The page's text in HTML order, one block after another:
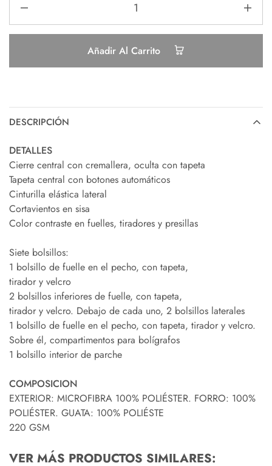
Añadir Al Carrito
DESCRIPCIÓN
DETALLES
Cierre central con cremallera, oculta con tapeta
Tapeta central con botones automáticos
Cinturilla elástica lateral
Cortavientos en sisa
Color contraste en fuelles, tiradores y presillas
Siete bolsillos:
1 bolsillo de fuelle en el pecho, con tapeta,
tirador y velcro
2 bolsillos inferiores de fuelle, con tapeta,
tirador y velcro. Debajo de cada uno, 2 bolsillos laterales
1 bolsillo de fuelle en el pecho, con tapeta, tirador y velcro.
Sobre él, compartimentos para bolígrafos
1 bolsillo interior de parche
COMPOSICION
EXTERIOR: MICROFIBRA 100% POLIÉSTER. FORRO: 100%
POLIÉSTER. GUATA: 100% POLIÉSTE
220 GSM
VER MÁS PRODUCTOS SIMILARES: